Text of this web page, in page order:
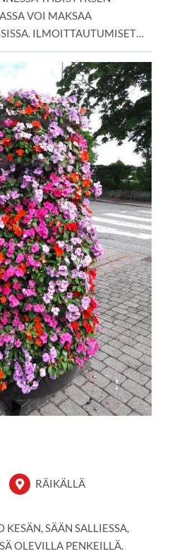
VOI MAKSAA
ILMOITTAUTUMISET…
RÄIKÄLLÄ
SÄÄN SALLIESSA,
OLEVILLA PENKEILLÄ.